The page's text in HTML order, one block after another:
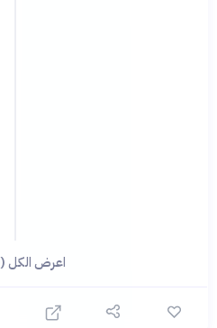
اعرض الكل (10) ←